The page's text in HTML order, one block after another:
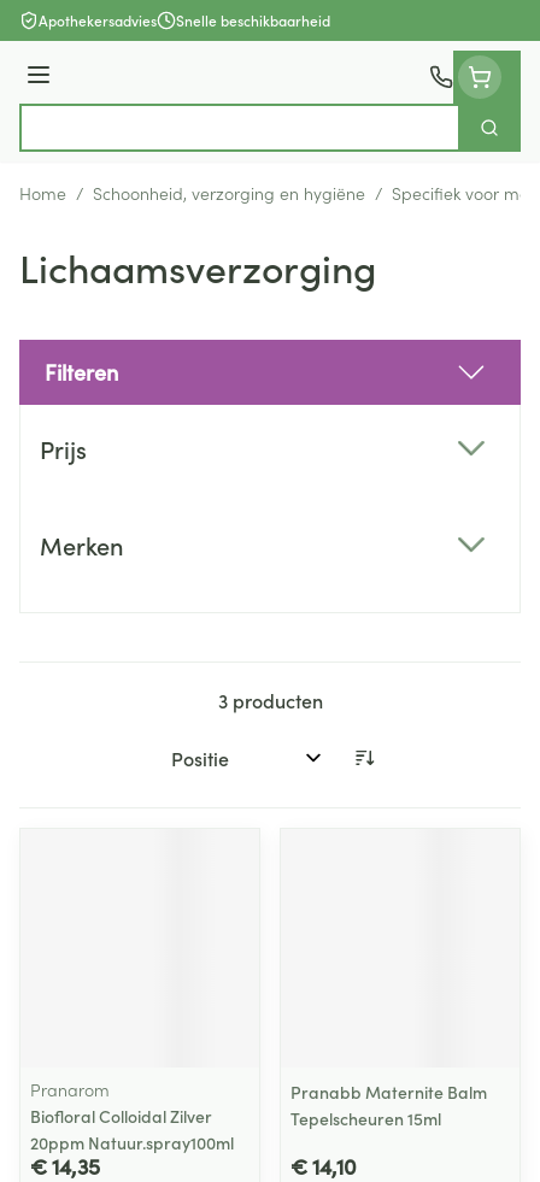
Ga naar de inhoud
Apothekersadvies Snelle beschikbaarheid
Menu
Zoek
Home / Schoonheid, verzorging en hygiëne / Specifiek voor
Lichaamsverzorging
Filteren
Prijs
Merken
3producten
Sorteer op:
Pranarom
Biofloral Colloidal Zilver
20ppm Natuur.spray100ml
€ 14,35
Pranabb Maternite Balm
Tepelscheuren 15ml
€ 14,10